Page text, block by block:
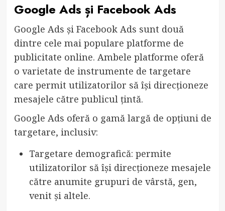
Google Ads și Facebook Ads
Google Ads și Facebook Ads sunt două
dintre cele mai populare platforme de
publicitate online. Ambele platforme oferă
o varietate de instrumente de targetare
care permit utilizatorilor să își direcționeze
mesajele către publicul țintă.
Google Ads oferă o gamă largă de opțiuni de
targetare, inclusiv:
Targetare demografică: permite
utilizatorilor să își direcționeze mesajele
către anumite grupuri de vârstă, gen,
venit și altele.